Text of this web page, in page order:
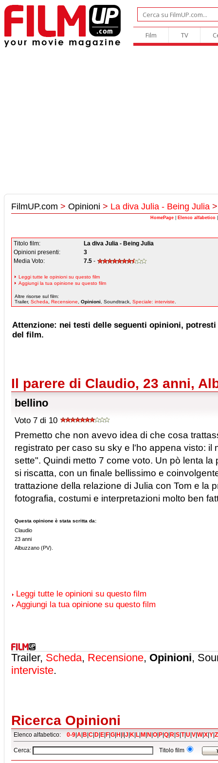
Film TV
FilmUP.com > Opinioni > La diva Julia - Being Julia
HomePage Elenco alfabetico
Titolo film:
La diva Julia - Being Julia
Opinioni presenti:
3
Media Voto:
7.5 -
Leggi tutte le opinioni su questo film
Aggiungi la tua opinione su questo film
Altre risorse sul film:
Trailer, Scheda Recensione Opinioni , Soundtrack, Speciale: interviste
Attenzione: nei testi delle seguenti opinioni,
del film.
Il parere di Claudio, 23 anni,
bellino
Voto 7 di 10
Premetto che non avevo idea di che cosa
registrato per caso su sky e l'ho appena visto: il
sette". Quindi metto 7 come voto. Un pò lenta la
si riscatta, con un finale bellissimo e
trattazione della relazione di Julia con Tom e la
fotografia, costumi e interpretazioni molto ben
Questa opinione è stata scritta da:
Claudio
23 anni
Albuzzano (PV).
Leggi tutte le opinioni su questo film
Aggiungi la tua opinione su questo film
Trailer, Scheda, Recensione, Opinioni,
interviste.
Ricerca Opinioni
Elenco alfabetico: 0-9 A B C D E F G H J K L M N O P Q R S T|U V W|X Y Z
Cerca: Titolo film